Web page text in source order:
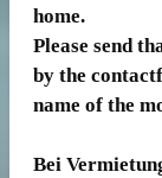
home.
Please send
by the
name of the
Bei